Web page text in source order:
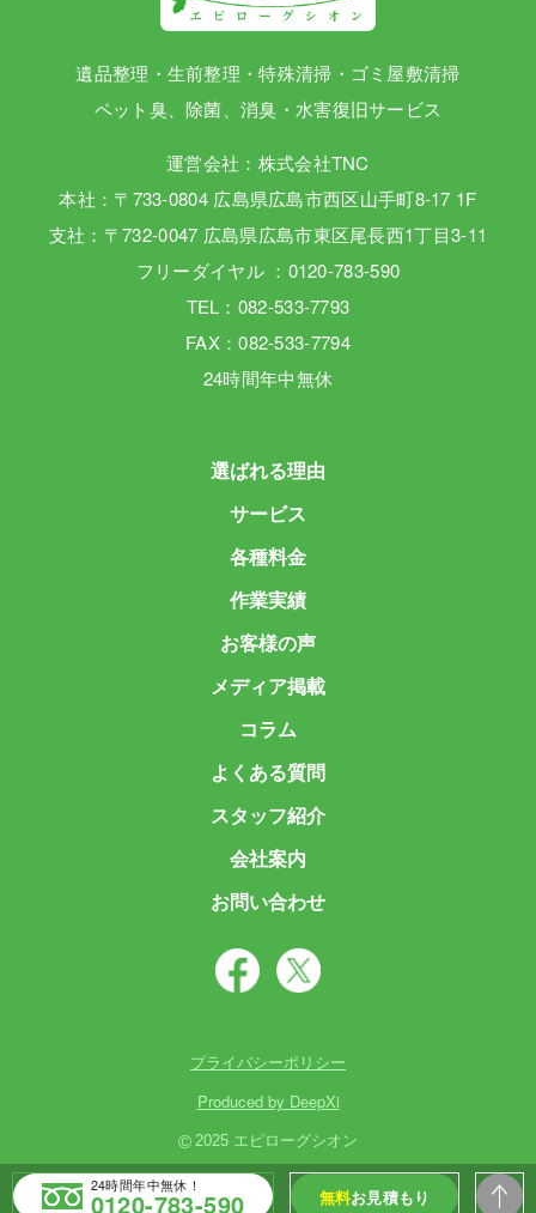
24時間年中無休！
0120-783-590 無料お見積もり
遺品整理・生前整理・特殊清掃・ゴミ屋敷清掃
ペット臭、除菌、消臭・水害復旧サービス
運営会社：株式会社TNC
本社：〒733-0804 広島県広島市西区山手町8-17 1F
支社：〒732-0047 広島県広島市東区尾長西1丁目3-11
フリーダイヤル ：0120-783-590
TEL：082-533-7793
FAX：082-533-7794
24時間年中無休
選ばれる理由
サービス
各種料金
作業実績
お客様の声
メディア掲載
コラム
よくある質問
スタッフ紹介
会社案内
お問い合わせ
プライバシーポリシー
Produced by DeepXi
© 2025 エピローグシオン